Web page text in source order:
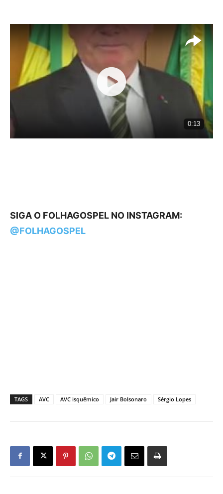
SIGA O FOLHAGOSPEL NO INSTAGRAM:
@FOLHAGOSPEL
TAGS AVC AVC isquêmico Jair Bolsonaro Sérgio Lopes